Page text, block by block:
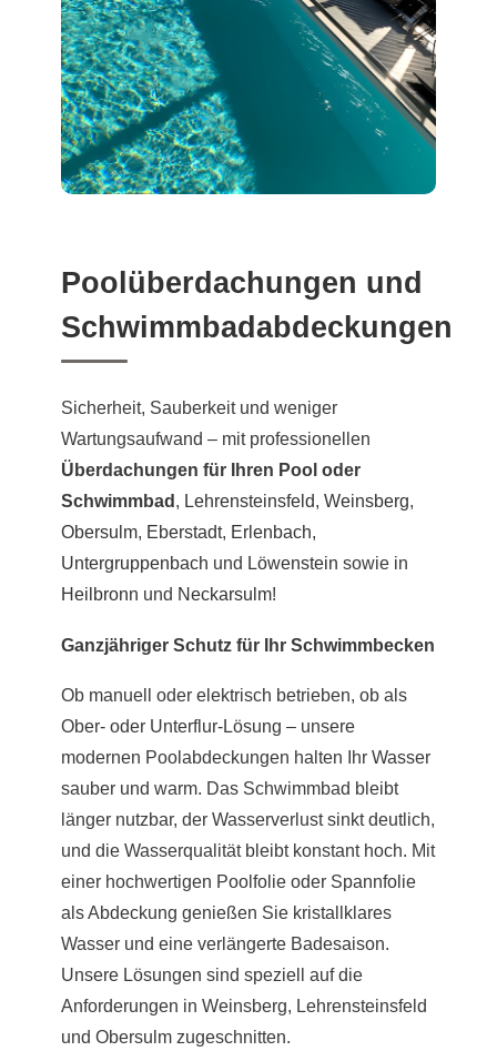
Poolüberdachungen und
Schwimmbadabdeckungen
Sicherheit, Sauberkeit und weniger
Wartungsaufwand – mit professionellen
Überdachungen für Ihren Pool oder
Schwimmbad , Lehrensteinsfeld, Weinsberg,
Obersulm, Eberstadt, Erlenbach,
Untergruppenbach und Löwenstein sowie in
Heilbronn und Neckarsulm!
Ganzjähriger Schutz für Ihr Schwimmbecken
Ob manuell oder elektrisch betrieben, ob als
Ober- oder Unterflur-Lösung – unsere
modernen Poolabdeckungen halten Ihr Wasser
sauber und warm. Das Schwimmbad bleibt
länger nutzbar, der Wasserverlust sinkt deutlich,
und die Wasserqualität bleibt konstant hoch. Mit
einer hochwertigen Poolfolie oder Spannfolie
als Abdeckung genießen Sie kristallklares
Wasser und eine verlängerte Badesaison.
Unsere Lösungen sind speziell auf die
Anforderungen in Weinsberg, Lehrensteinsfeld
und Obersulm zugeschnitten.